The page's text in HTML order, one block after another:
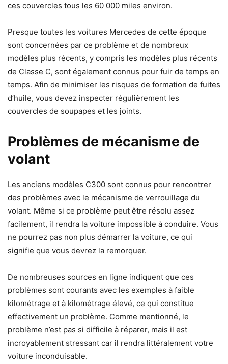
ces couvercles tous les 60 000 miles environ.
Presque toutes les voitures Mercedes de cette époque
sont concernées par ce problème et de nombreux
modèles plus récents, y compris les modèles plus récents
de Classe C, sont également connus pour fuir de temps en
temps. Afin de minimiser les risques de formation de fuites
d’huile, vous devez inspecter régulièrement les
couvercles de soupapes et les joints.
Problèmes de mécanisme de
volant
Les anciens modèles C300 sont connus pour rencontrer
des problèmes avec le mécanisme de verrouillage du
volant. Même si ce problème peut être résolu assez
facilement, il rendra la voiture impossible à conduire. Vous
ne pourrez pas non plus démarrer la voiture, ce qui
signifie que vous devrez la remorquer.
De nombreuses sources en ligne indiquent que ces
problèmes sont courants avec les exemples à faible
kilométrage et à kilométrage élevé, ce qui constitue
effectivement un problème. Comme mentionné, le
problème n’est pas si difficile à réparer, mais il est
incroyablement stressant car il rendra littéralement votre
voiture inconduisable.